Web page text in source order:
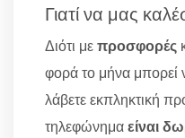
Γιατί να μας
Διότι μεπροσφορές
φορά το μήνα μπορεί
λάβετε εκπληκτική
τηλεφώνημαείναι